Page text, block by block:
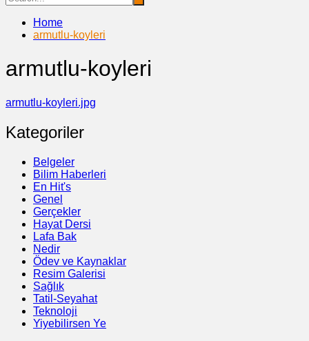
Home
armutlu-koyleri
armutlu-koyleri
armutlu-koyleri.jpg
Kategoriler
Belgeler
Bilim Haberleri
En Hit's
Genel
Gerçekler
Hayat Dersi
Lafa Bak
Nedir
Ödev ve Kaynaklar
Resim Galerisi
Sağlık
Tatil-Seyahat
Teknoloji
Yiyebilirsen Ye